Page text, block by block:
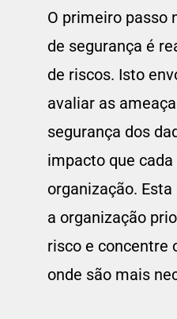
O primeiro passo
de segurança é
de riscos. Isto
avaliar as
segurança dos
impacto que
organização.
a organização
risco e concentre
onde são mais